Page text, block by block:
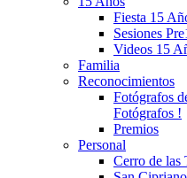
Fiesta 15
Sesiones
Videos 15
Familia
Reconocimientos
Fotógrafos
Fotógrafos !
Premios
Personal
Cerro de las